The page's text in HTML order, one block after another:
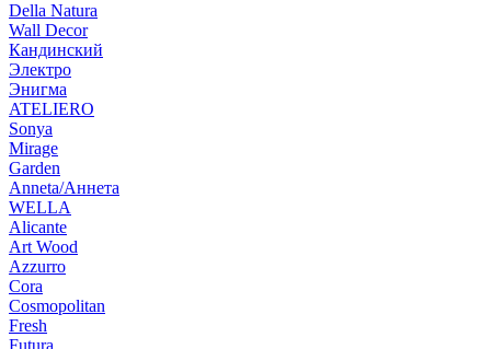
Della Natura
Wall Decor
Кандинский
Электро
Энигма
ATELIERO
Sonya
Mirage
Garden
Anneta/Аннета
WELLA
Alicante
Art Wood
Azzurro
Cora
Cosmopolitan
Fresh
Futura